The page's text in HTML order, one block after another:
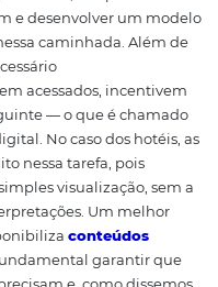
precisa se adaptar aos
Ele tem muita
horário e, dificilmente,
No setor hoteleiro,
o processo de compra
as atividades de
de negócio
, é preciso